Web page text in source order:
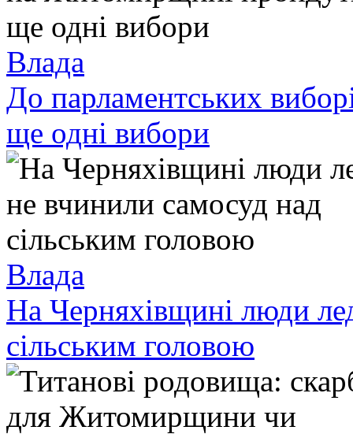
Влада
До парламентських
ще одні вибори
Влада
На Черняхівщині люди
сільським головою